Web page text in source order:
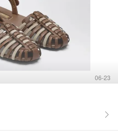
06-23